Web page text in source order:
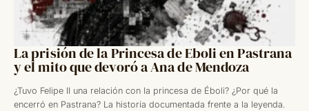
La prisión de la Princesa de Eboli en Pastrana
y el mito que devoró a Ana de Mendoza
¿Tuvo Felipe II una relación con la princesa de Éboli? ¿Por qué la
encerró en Pastrana? La historia documentada frente a la leyenda.